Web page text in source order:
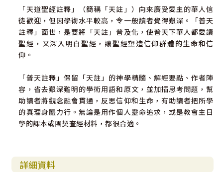
「天道聖經註釋」（簡稱「天註」）向來廣受愛主的華人信
徒歡迎，但因學術水平較高，令一般讀者覺得艱深。「普天
註釋」面世，是要將「天註」普及化，使普天下華人都愛讀
聖經，又深入明白聖經，讓聖經塑造信仰群體的生命和信
仰。
「普天註釋」保留「天註」的神學精髓、解經要點、作者陣
容，省去艱深難明的學術用語和原文，並加插思考問題，幫
助讀者將觀念融會貫通，反思信仰和生命，有助讀者把所學
的真理身體力行。無論是用作個人靈命追求，或是教會主日
學的課本或團契查經材料，都很合適。
詳細資料